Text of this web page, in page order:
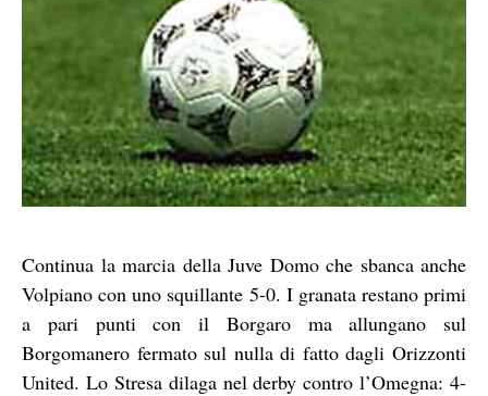
Continua la marcia della Juve Domo che sbanca anche
Volpiano con uno squillante 5-0. I granata restano primi
a pari punti con il Borgaro ma allungano sul
Borgomanero fermato sul nulla di fatto dagli Orizzonti
United. Lo Stresa dilaga nel derby contro l’Omegna: 4-